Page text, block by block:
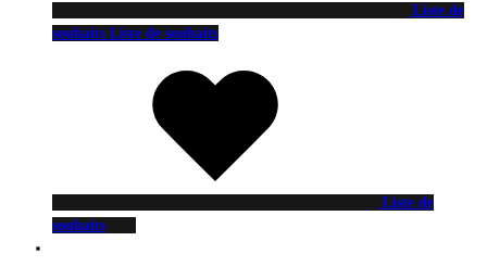
Liste de
souhaits Liste de souhaits
Liste de
souhaits